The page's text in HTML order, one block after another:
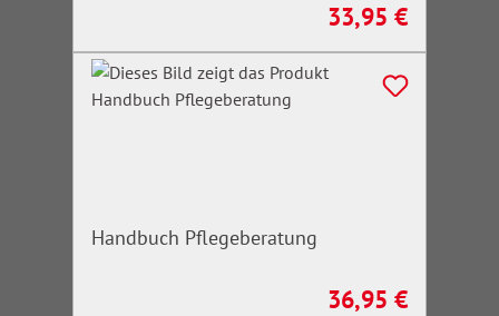
Regulärer Preis:
33,95 €
Handbuch Pflegeberatung
Regulärer Preis:
36,95 €